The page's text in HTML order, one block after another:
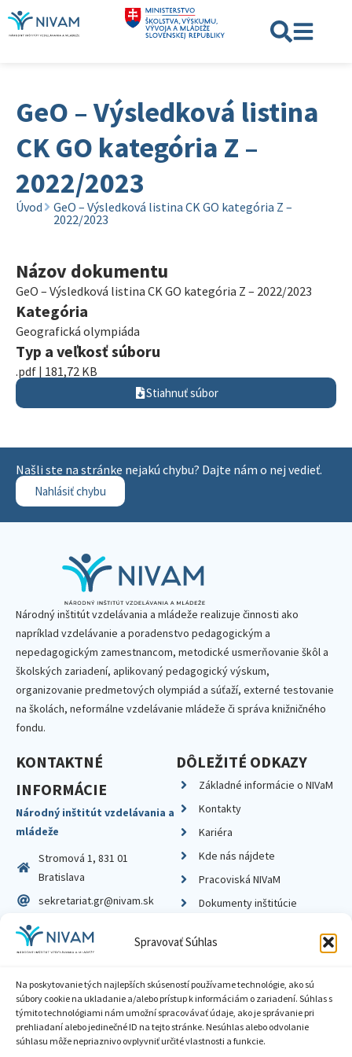
Spravovať Súhlas
Na poskytovanie tých najlepších skúseností používame technológie, ako sú
súbory cookie na ukladanie a/alebo prístup k informáciám o zariadení. Súhlas s
týmito technológiami nám umožní spracovávať údaje, ako je správanie pri
prehliadaní alebo jedinečné ID na tejto stránke. Nesúhlas alebo odvolanie
súhlasu môže nepriaznivo ovplyvniť určité vlastnosti a funkcie.
GeO – Výsledková listina
CK GO kategória Z –
2022/2023
Úvod
GeO – Výsledková listina CK GO kategória Z –
2022/2023
Názov dokumentu
GeO – Výsledková listina CK GO kategória Z – 2022/2023
Kategória
Geografická olympiáda
Typ a veľkosť súboru
.pdf | 181,72 KB
Stiahnuť súbor
Našli ste na stránke nejakú chybu? Dajte nám o nej vedieť.
Nahlásiť chybu
Národný inštitút vzdelávania a mládeže realizuje činnosti ako
napríklad vzdelávanie a poradenstvo pedagogickým a
nepedagogickým zamestnancom, metodické usmerňovanie škôl a
školských zariadení, aplikovaný pedagogický výskum,
organizovanie predmetových olympiád a súťaží, externé testovanie
na školách, neformálne vzdelávanie mládeže či správa knižničného
fondu.
KONTAKTNÉ
INFORMÁCIE
Národný inštitút vzdelávania a
mládeže
Stromová 1, 831 01
Bratislava
sekretariat.gr@nivam.sk
IČO: 00164348
DIČ: 2020798714
DÔLEŽITÉ ODKAZY
Základné informácie o NIVaM
Kontakty
Kariéra
Kde nás nájdete
Pracoviská NIVaM
Dokumenty inštitúcie
Zásady ochrany súkromia